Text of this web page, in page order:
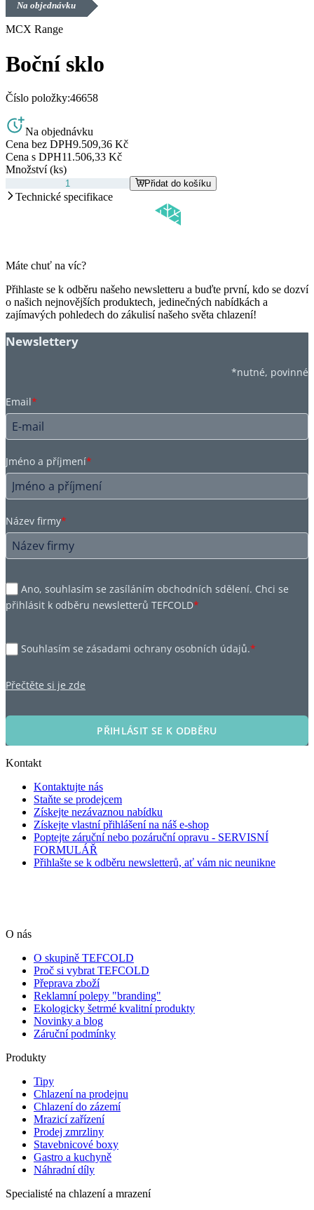
Na objednávku
MCX Range
Boční sklo
Číslo položky:46658
Na objednávku
Cena bez DPH9.509,36 Kč
Cena s DPH11.506,33 Kč
Množství (ks)
Přidat do košíku
Technické specifikace
Máte chuť na víc?
Přihlaste se k odběru našeho newsletteru a buďte první, kdo se dozví
o našich nejnovějších produktech, jedinečných nabídkách a
zajímavých pohledech do zákulisí našeho světa chlazení!
Newslettery
*nutné, povinné
Email*
Jméno a příjmení*
Název firmy*
Ano, souhlasím se zasíláním obchodních sdělení. Chci se
přihlásit k odběru newsletterů TEFCOLD*
Souhlasím se zásadami ochrany osobních údajů.*
Přečtěte si je zde
PŘIHLÁSIT SE K ODBĚRU
Kontakt
Kontaktujte nás
Staňte se prodejcem
Získejte nezávaznou nabídku
Získejte vlastní přihlášení na náš e-shop
Poptejte záruční nebo pozáruční opravu - SERVISNÍ
FORMULÁŘ
Přihlašte se k odběru newsletterů, ať vám nic neunikne
O nás
O skupině TEFCOLD
Proč si vybrat TEFCOLD
Přeprava zboží
Reklamní polepy "branding"
Ekologicky šetrmé kvalitní produkty
Novinky a blog
Záruční podmínky
Produkty
Tipy
Chlazení na prodejnu
Chlazení do zázemí
Mrazicí zařízení
Prodej zmrzliny
Stavebnicové boxy
Gastro a kuchyně
Náhradní díly
Specialisté na chlazení a mrazení